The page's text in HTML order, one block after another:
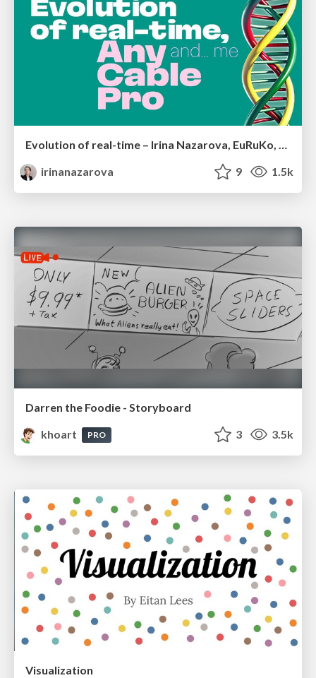
irinanazarova
9 1.5k
Darren the Foodie - Storyboard
khoart
PRO 3 3.5k
Visualization